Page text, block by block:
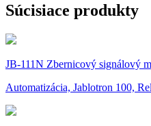
Súcisiace produkty
JB-111N Zbernicový signálový
Automatizácia, Jablotron 100,